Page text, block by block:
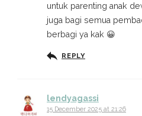
untuk parenting anak
juga bagi semua
berbagi ya kak 😀
REPLY
lendyagassi
15 December 2025 at 21:26